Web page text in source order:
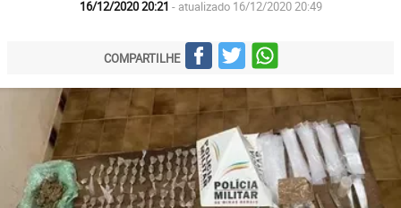
16/12/2020 20:21 - atualizado 16/12/2020 20:49
COMPARTILHE